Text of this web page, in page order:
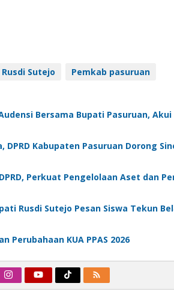
Sutejo Pemkab pasuruan
Bersama Bupati Pasuruan,
DPRD Kabupaten Pasuruan Dorong
Perkuat Pengelolaan Aset dan
Rusdi Sutejo Pesan Siswa Tekun
Perubahaan KUA PPAS 2026